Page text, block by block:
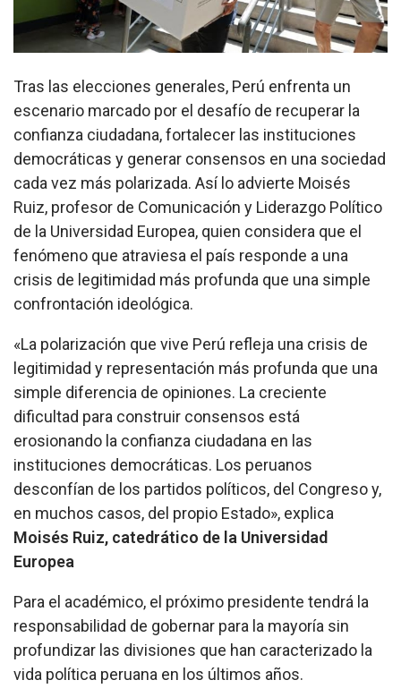
Tras las elecciones generales, Perú enfrenta un
escenario marcado por el desafío de recuperar la
confianza ciudadana, fortalecer las instituciones
democráticas y generar consensos en una sociedad
cada vez más polarizada. Así lo advierte Moisés
Ruiz, profesor de Comunicación y Liderazgo Político
de la Universidad Europea, quien considera que el
fenómeno que atraviesa el país responde a una
crisis de legitimidad más profunda que una simple
confrontación ideológica.
«La polarización que vive Perú refleja una crisis de
legitimidad y representación más profunda que una
simple diferencia de opiniones. La creciente
dificultad para construir consensos está
erosionando la confianza ciudadana en las
instituciones democráticas. Los peruanos
desconfían de los partidos políticos, del Congreso y,
en muchos casos, del propio Estado», explica
Moisés Ruiz, catedrático de la Universidad
Europea
Para el académico, el próximo presidente tendrá la
responsabilidad de gobernar para la mayoría sin
profundizar las divisiones que han caracterizado la
vida política peruana en los últimos años.